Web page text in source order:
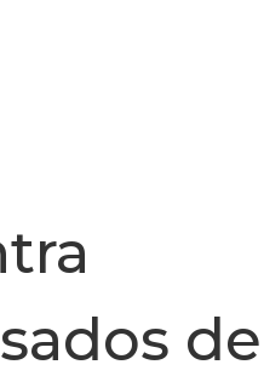
de